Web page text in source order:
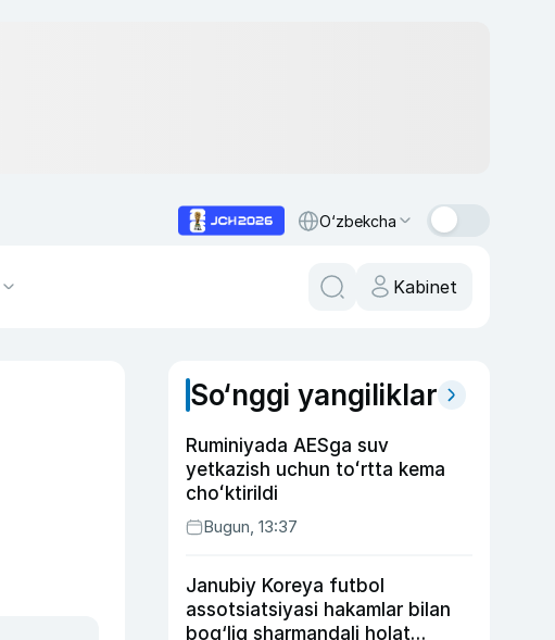
O‘zbekcha
Kabinet
So‘nggi yangiliklar
Ruminiyada AESga suv
yetkazish uchun toʻrtta kema
choʻktirildi
Bugun, 13:37
Janubiy Koreya futbol
assotsiatsiyasi hakamlar bilan
bog‘liq sharmandali holat